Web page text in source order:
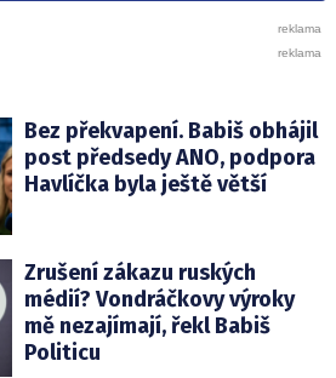
Bez překvapení. Babiš obhájil
post předsedy ANO, podpora
Havlíčka byla ještě větší
Zrušení zákazu ruských
médií? Vondráčkovy výroky
mě nezajímají, řekl Babiš
Politicu